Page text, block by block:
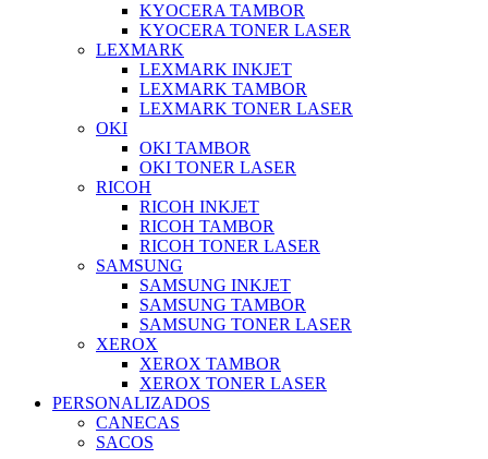
KYOCERA TAMBOR
KYOCERA TONER LASER
LEXMARK
LEXMARK INKJET
LEXMARK TAMBOR
LEXMARK TONER LASER
OKI
OKI TAMBOR
OKI TONER LASER
RICOH
RICOH INKJET
RICOH TAMBOR
RICOH TONER LASER
SAMSUNG
SAMSUNG INKJET
SAMSUNG TAMBOR
SAMSUNG TONER LASER
XEROX
XEROX TAMBOR
XEROX TONER LASER
PERSONALIZADOS
CANECAS
SACOS